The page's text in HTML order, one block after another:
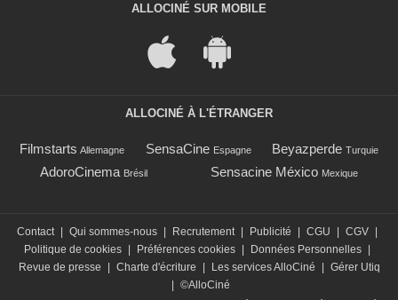
ALLOCINÉ SUR MOBILE
ALLOCINÉ À L'ÉTRANGER
Filmstarts Allemagne SensaCine Espagne Beyazperde Turquie
AdoroCinema Brésil Sensacine México Mexique
Contact | Qui sommes-nous | Recrutement | Publicité | CGU | CGV |
Politique de cookies | Préférences cookies | Données Personnelles |
Revue de presse
| Charte d'écriture | Les services AlloCiné | Gérer Utiq
| ©AlloCiné